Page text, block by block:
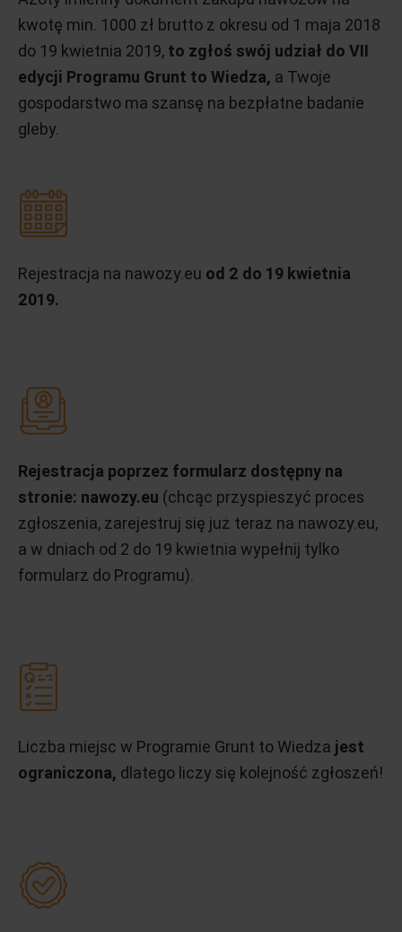
kwotę min. 1000 zł brutto z okresu od 1 maja 2018
do 19 kwietnia 2019, to zgłoś swój udział do VII
edycji Programu Grunt to Wiedza, a Twoje
gospodarstwo ma szansę na bezpłatne badanie
gleby.
Rejestracja na nawozy.eu od 2 do 19 kwietnia
2019.
Rejestracja poprzez formularz dostępny na
stronie: nawozy.eu (chcąc przyspieszyć proces
zgłoszenia, zarejestruj się już teraz na nawozy.eu,
a w dniach od 2 do 19 kwietnia wypełnij tylko
formularz do Programu).
Liczba miejsc w Programie Grunt to Wiedza jest
ograniczona, dlatego liczy się kolejność zgłoszeń!